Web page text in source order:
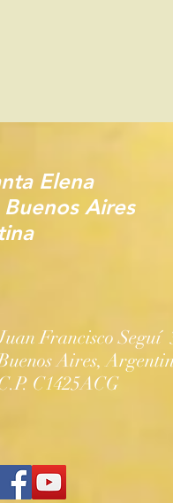
Elena
Buenos Aires
Francisco Seguí
Aires,
C1425ACG